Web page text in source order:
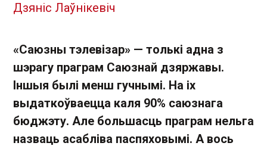
Дзяніс Лаўнікевіч
«Саюзны тэлевізар» — толькі адна з
шэрагу праграм Саюзнай дзяржавы.
Іншыя былі менш гучнымі. На іх
выдаткоўваецца каля 90% саюзнага
бюджэту. Але большасць праграм нельга
назваць асабліва паспяховымі. А вось